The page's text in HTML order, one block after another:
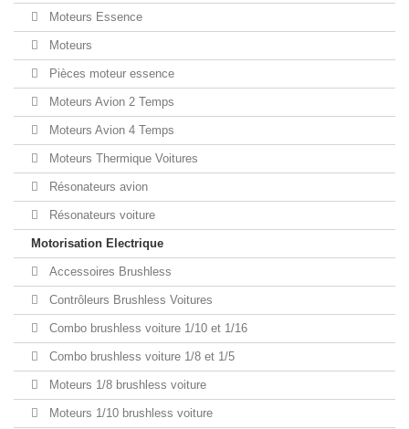
Moteurs Essence
Moteurs
Pièces moteur essence
Moteurs Avion 2 Temps
Moteurs Avion 4 Temps
Moteurs Thermique Voitures
Résonateurs avion
Résonateurs voiture
Motorisation Electrique
Accessoires Brushless
Contrôleurs Brushless Voitures
Combo brushless voiture 1/10 et 1/16
Combo brushless voiture 1/8 et 1/5
Moteurs 1/8 brushless voiture
Moteurs 1/10 brushless voiture